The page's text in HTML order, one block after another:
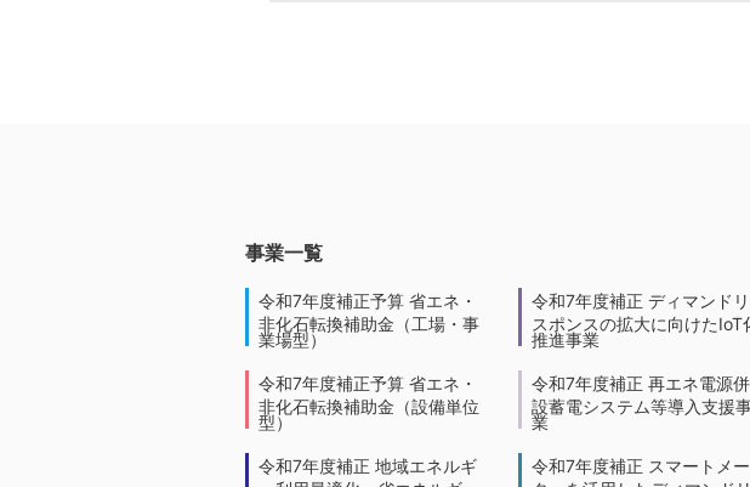
事業一覧
令和7年度補正予算 省エネ・
非化石転換補助金（工場・事
業場型）
令和7年度補正予算 省エネ・
非化石転換補助金（設備単位
型）
令和7年度補正 地域エネルギ
令和7年度補正 ディマンドリ
スポンスの拡大に向けたIoT
推進事業
令和7年度補正 再エネ電源併
設蓄電システム等導入支援
業
令和7年度補正 スマートメー